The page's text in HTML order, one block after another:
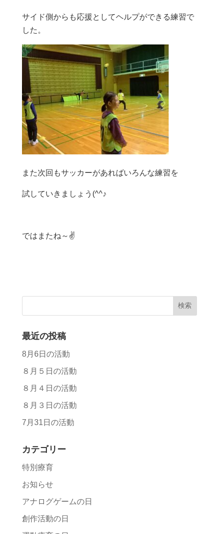
サイド側からも応援としてヘルプができる練習で
した。
また次回もサッカーがあればいろんな練習を
試していきましょう(^^♪
ではまたね～✌
最近の投稿
8月6日の活動
８月５日の活動
８月４日の活動
８月３日の活動
7月31日の活動
カテゴリー
特別療育
お知らせ
アナログゲームの日
創作活動の日